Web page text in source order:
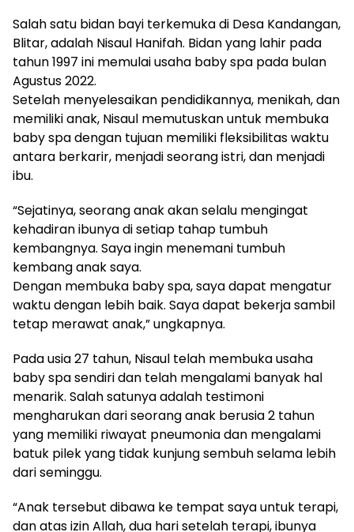
Salah satu bidan bayi terkemuka di Desa Kandangan,
Blitar, adalah Nisaul Hanifah. Bidan yang lahir pada
tahun 1997 ini memulai usaha baby spa pada bulan
Agustus 2022.
Setelah menyelesaikan pendidikannya, menikah, dan
memiliki anak, Nisaul memutuskan untuk membuka
baby spa dengan tujuan memiliki fleksibilitas waktu
antara berkarir, menjadi seorang istri, dan menjadi
ibu.
“Sejatinya, seorang anak akan selalu mengingat
kehadiran ibunya di setiap tahap tumbuh
kembangnya. Saya ingin menemani tumbuh
kembang anak saya.
Dengan membuka baby spa, saya dapat mengatur
waktu dengan lebih baik. Saya dapat bekerja sambil
tetap merawat anak,” ungkapnya.
Pada usia 27 tahun, Nisaul telah membuka usaha
baby spa sendiri dan telah mengalami banyak hal
menarik. Salah satunya adalah testimoni
mengharukan dari seorang anak berusia 2 tahun
yang memiliki riwayat pneumonia dan mengalami
batuk pilek yang tidak kunjung sembuh selama lebih
dari seminggu.
“Anak tersebut dibawa ke tempat saya untuk terapi,
dan atas izin Allah, dua hari setelah terapi, ibunya